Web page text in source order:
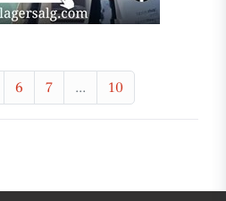
6 7 ... 10